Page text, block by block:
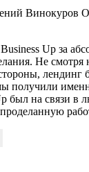
Винокуров
Up за
Не смотря
лендинг
получили
был на связи в